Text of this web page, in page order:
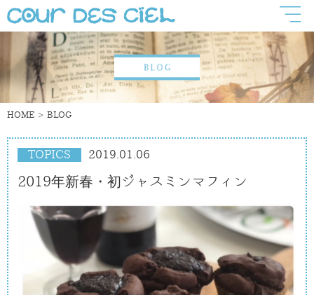
HOME BLOG
TOPICS 2019.01.06
2019年新春・初ジャスミンマフィン